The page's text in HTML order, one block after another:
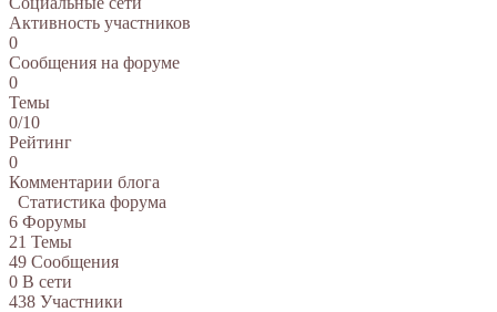
Активность участников
0
Сообщения на форуме
0
Темы
0/10
Рейтинг
0
Комментарии блога
Статистика форума
6 Форумы
21 Темы
49 Сообщения
0 В сети
438 Участники